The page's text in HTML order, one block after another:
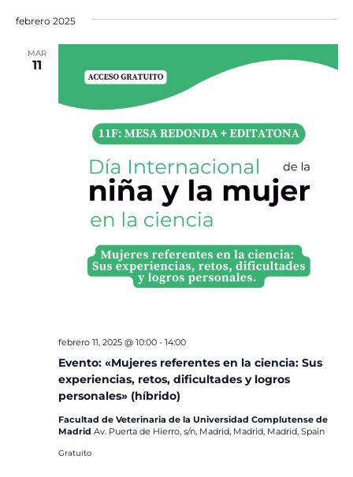
febrero 2025
MAR
11
Evento: «Mujeres referentes en la ciencia: Sus
experiencias, retos, dificultades y logros
personales» (híbrido)
febrero 11, 2025 @ 10:00- 14:00
Facultad de Veterinaria de la Universidad Complutense de
Madrid Av. Puerta de Hierro, s/n, Madrid, Madrid, Madrid, Spain
Gratuito